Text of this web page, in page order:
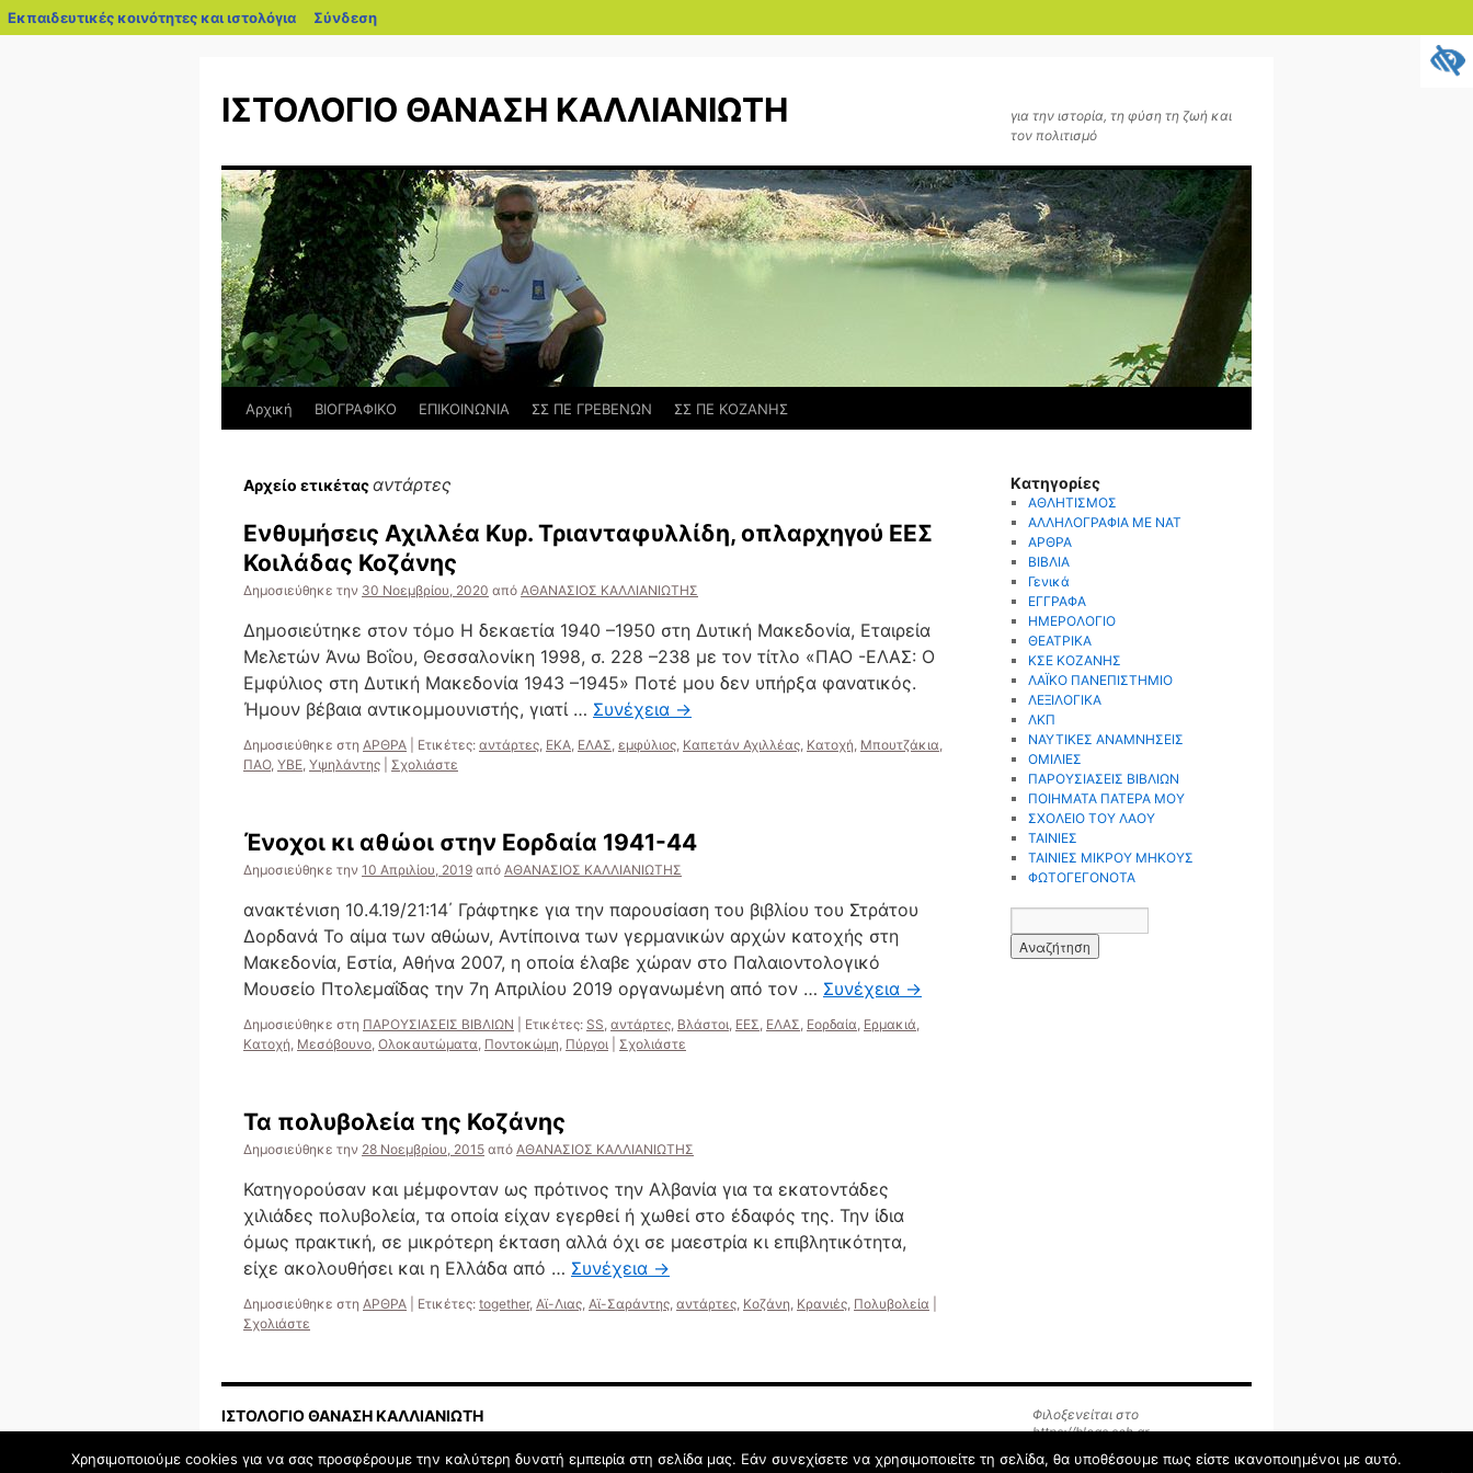
Εκπαιδευτικές κοινότητες και ιστολόγια blogs.sch.gr
Σύνδεση
περιεχόμενο
ΙΣΤΟΛΟΓΙΟ ΘΑΝΑΣΗ ΚΑΛΛΙΑΝΙΩΤΗ
για την ιστορία, τη φύση τη ζωή και
τον πολιτισμό
Αρχική ΒΙΟΓΡΑΦΙΚΟ ΕΠΙΚΟΙΝΩΝΙΑ ΣΣ ΠΕ ΓΡΕΒΕΝΩΝ ΣΣ ΠΕ ΚΟΖΑΝΗΣ
Αρχείο ετικέταςαντάρτες
Ενθυμήσεις Αχιλλέα Κυρ. Τριανταφυλλίδη, οπλαρχηγού ΕΕΣ
Κοιλάδας Κοζάνης
Δημοσιεύθηκε την 30 Νοεμβρίου, 2020 από ΑΘΑΝΑΣΙΟΣ ΚΑΛΛΙΑΝΙΩΤΗΣ
Δημοσιεύτηκε στον τόμο Η δεκαετία 1940 –1950 στη Δυτική Μακεδονία, Εταιρεία
Μελετών Άνω Βοΐου, Θεσσαλονίκη 1998, σ. 228 –238 με τον τίτλο «ΠΑΟ -ΕΛΑΣ: Ο
Εμφύλιος στη Δυτική Μακεδονία 1943 –1945» Ποτέ μου δεν υπήρξα φανατικός.
Ήμουν βέβαια αντικομμουνιστής, γιατί … Συνέχεια →
Δημοσιεύθηκε στη ΑΡΘΡΑ Ετικέτες: αντάρτες, ΕΚΑ, ΕΛΑΣ, εμφύλιος, Καπετάν Αχιλλέας, Κατοχή, Μπουτζάκια,
ΠΑΟ, ΥΒΕ, Υψηλάντης Σχολιάστε
Ένοχοι κι αθώοι στην Εορδαία 1941-44
Δημοσιεύθηκε την 10 Απριλίου, 2019 από ΑΘΑΝΑΣΙΟΣ ΚΑΛΛΙΑΝΙΩΤΗΣ
ανακτένιση 10.4.19/21:14΄ Γράφτηκε για την παρουσίαση του βιβλίου του Στράτου
Δορδανά Το αίμα των αθώων, Αντίποινα των γερμανικών αρχών κατοχής στη
Μακεδονία, Εστία, Αθήνα 2007, η οποία έλαβε χώραν στο Παλαιοντολογικό
Μουσείο Πτολεμαΐδας την 7η Απριλίου 2019 οργανωμένη από τον … Συνέχεια →
Δημοσιεύθηκε στη ΠΑΡΟΥΣΙΑΣΕΙΣ ΒΙΒΛΙΩΝ Ετικέτες: SS, αντάρτες, Βλάστοι, ΕΕΣ, ΕΛΑΣ, Εορδαία, Ερμακιά,
Κατοχή, Μεσόβουνο, Ολοκαυτώματα, Ποντοκώμη, Πύργοι Σχολιάστε
Τα πολυβολεία της Κοζάνης
Δημοσιεύθηκε την 28 Νοεμβρίου, 2015 από ΑΘΑΝΑΣΙΟΣ ΚΑΛΛΙΑΝΙΩΤΗΣ
Κατηγορούσαν και μέμφονταν ως πρότινος την Αλβανία για τα εκατοντάδες
χιλιάδες πολυβολεία, τα οποία είχαν εγερθεί ή χωθεί στο έδαφός της. Την ίδια
όμως πρακτική, σε μικρότερη έκταση αλλά όχι σε μαεστρία κι επιβλητικότητα,
είχε ακολουθήσει και η Ελλάδα από … Συνέχεια →
Δημοσιεύθηκε στη ΑΡΘΡΑ Ετικέτες: together, Αϊ-Λιας, Αϊ-Σαράντης, αντάρτες, Κοζάνη, Κρανιές, Πολυβολεία
Σχολιάστε
Kατηγορίες
ΑΘΛΗΤΙΣΜΟΣ
ΑΛΛΗΛΟΓΡΑΦΙΑ ΜΕ ΝΑΤ
ΑΡΘΡΑ
ΒΙΒΛΙΑ
Γενικά
ΕΓΓΡΑΦΑ
ΗΜΕΡΟΛΟΓΙΟ
ΘΕΑΤΡΙΚΑ
ΚΣΕ ΚΟΖΑΝΗΣ
ΛΑΪΚΟ ΠΑΝΕΠΙΣΤΗΜΙΟ
ΛΕΞΙΛΟΓΙΚΑ
ΛΚΠ
ΝΑΥΤΙΚΕΣ ΑΝΑΜΝΗΣΕΙΣ
ΟΜΙΛΙΕΣ
ΠΑΡΟΥΣΙΑΣΕΙΣ ΒΙΒΛΙΩΝ
ΠΟΙΗΜΑΤΑ ΠΑΤΕΡΑ ΜΟΥ
ΣΧΟΛΕΙΟ ΤΟΥ ΛΑΟΥ
ΤΑΙΝΙΕΣ
ΤΑΙΝΙΕΣ ΜΙΚΡΟΥ ΜΗΚΟΥΣ
ΦΩΤΟΓΕΓΟΝΟΤΑ
ΙΣΤΟΛΟΓΙΟ ΘΑΝΑΣΗ ΚΑΛΛΙΑΝΙΩΤΗ
Φιλοξενείται στο
https://blogs.sch.gr
Χρησιμοποιούμε cookies για να σας προσφέρουμε την καλύτερη δυνατή εμπειρία στη σελίδα μας. Εάν συνεχίσετε να χρησιμοποιείτε τη σελίδα, θα υποθέσουμε πως είστε ικανοποιημένοι με αυτό.